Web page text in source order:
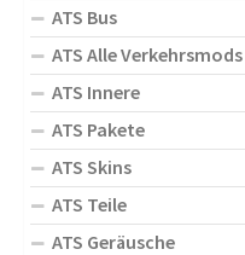
ATS Bus
ATS Alle Verkehrsmods
ATS Innere
ATS Pakete
ATS Skins
ATS Teile
ATS Geräusche